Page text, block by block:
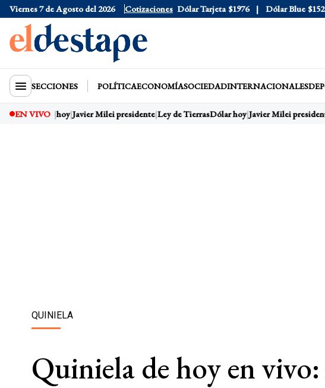
Viernes 7 de Agosto del 2026 Cotizaciones
Dólar Oficial $1520 Dólar Tarjeta $1976 Dólar Blue $1525
SECCIONES POLÍTICAECONOMÍASOCIEDADINTERNACIONALES
EN VIVO
Dólar hoy Javier Milei presidente Ley de TierrasDólar hoy Javier Milei
QUINIELA
Quiniela de hoy en